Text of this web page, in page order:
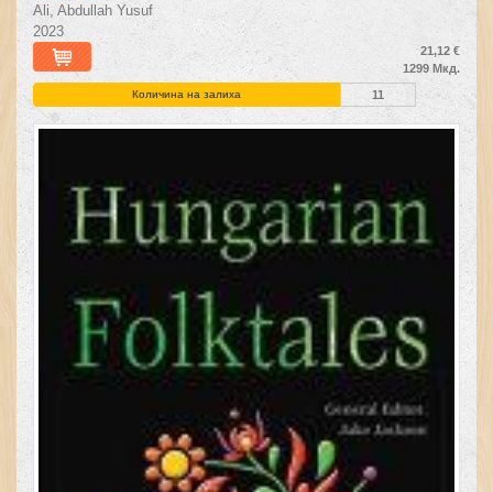
Ali, Abdullah Yusuf
2023
21,12 €
1299 Мкд.
Количина на залиха 11